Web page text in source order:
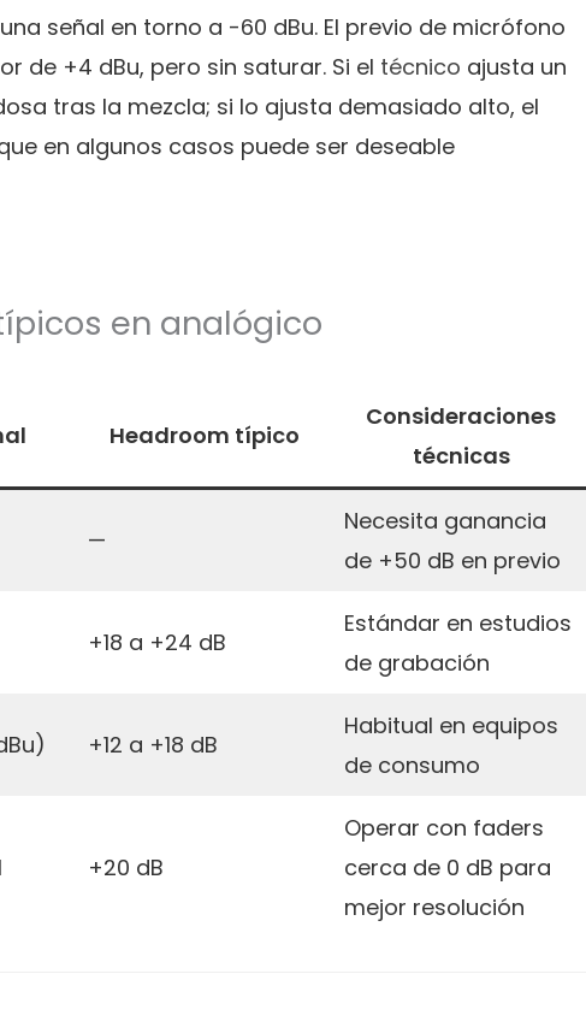
señal en torno a -60 dBu. El previo de micrófono
de +4 dBu, pero sin saturar. Si el técnico ajusta un
tras la mezcla; si lo ajusta demasiado alto, el
en algunos casos puede ser deseable
en analógico
Headroom típico
Consideraciones
técnicas
—
Necesita ganancia
de +50 dB en previo
+18 a +24 dB
Estándar en estudios
de grabación
+12 a +18 dB
Habitual en equipos
de consumo
+20 dB
Operar con faders
cerca de 0 dB para
mejor resolución